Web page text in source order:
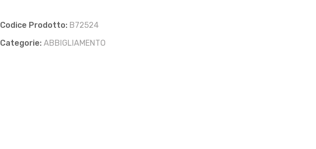
Codice Prodotto: B72524
Categorie: ABBIGLIAMENTO